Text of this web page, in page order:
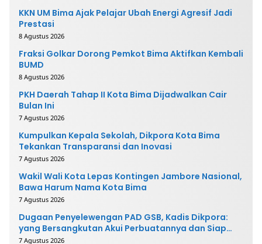
KKN UM Bima Ajak Pelajar Ubah Energi Agresif Jadi
Prestasi
8 Agustus 2026
Fraksi Golkar Dorong Pemkot Bima Aktifkan Kembali
BUMD
8 Agustus 2026
PKH Daerah Tahap II Kota Bima Dijadwalkan Cair
Bulan Ini
7 Agustus 2026
Kumpulkan Kepala Sekolah, Dikpora Kota Bima
Tekankan Transparansi dan Inovasi
7 Agustus 2026
Wakil Wali Kota Lepas Kontingen Jambore Nasional,
Bawa Harum Nama Kota Bima
7 Agustus 2026
Dugaan Penyelewengan PAD GSB, Kadis Dikpora:
yang Bersangkutan Akui Perbuatannya dan Siap
Mengembalikan Uang
7 Agustus 2026